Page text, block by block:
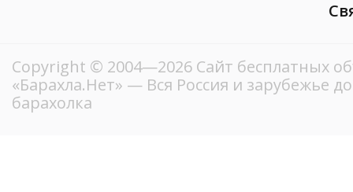
Copyright © 2004—2026 Сайт бесплатных
«Барахла.Нет» — Вся Россия и зарубежье
барахолка